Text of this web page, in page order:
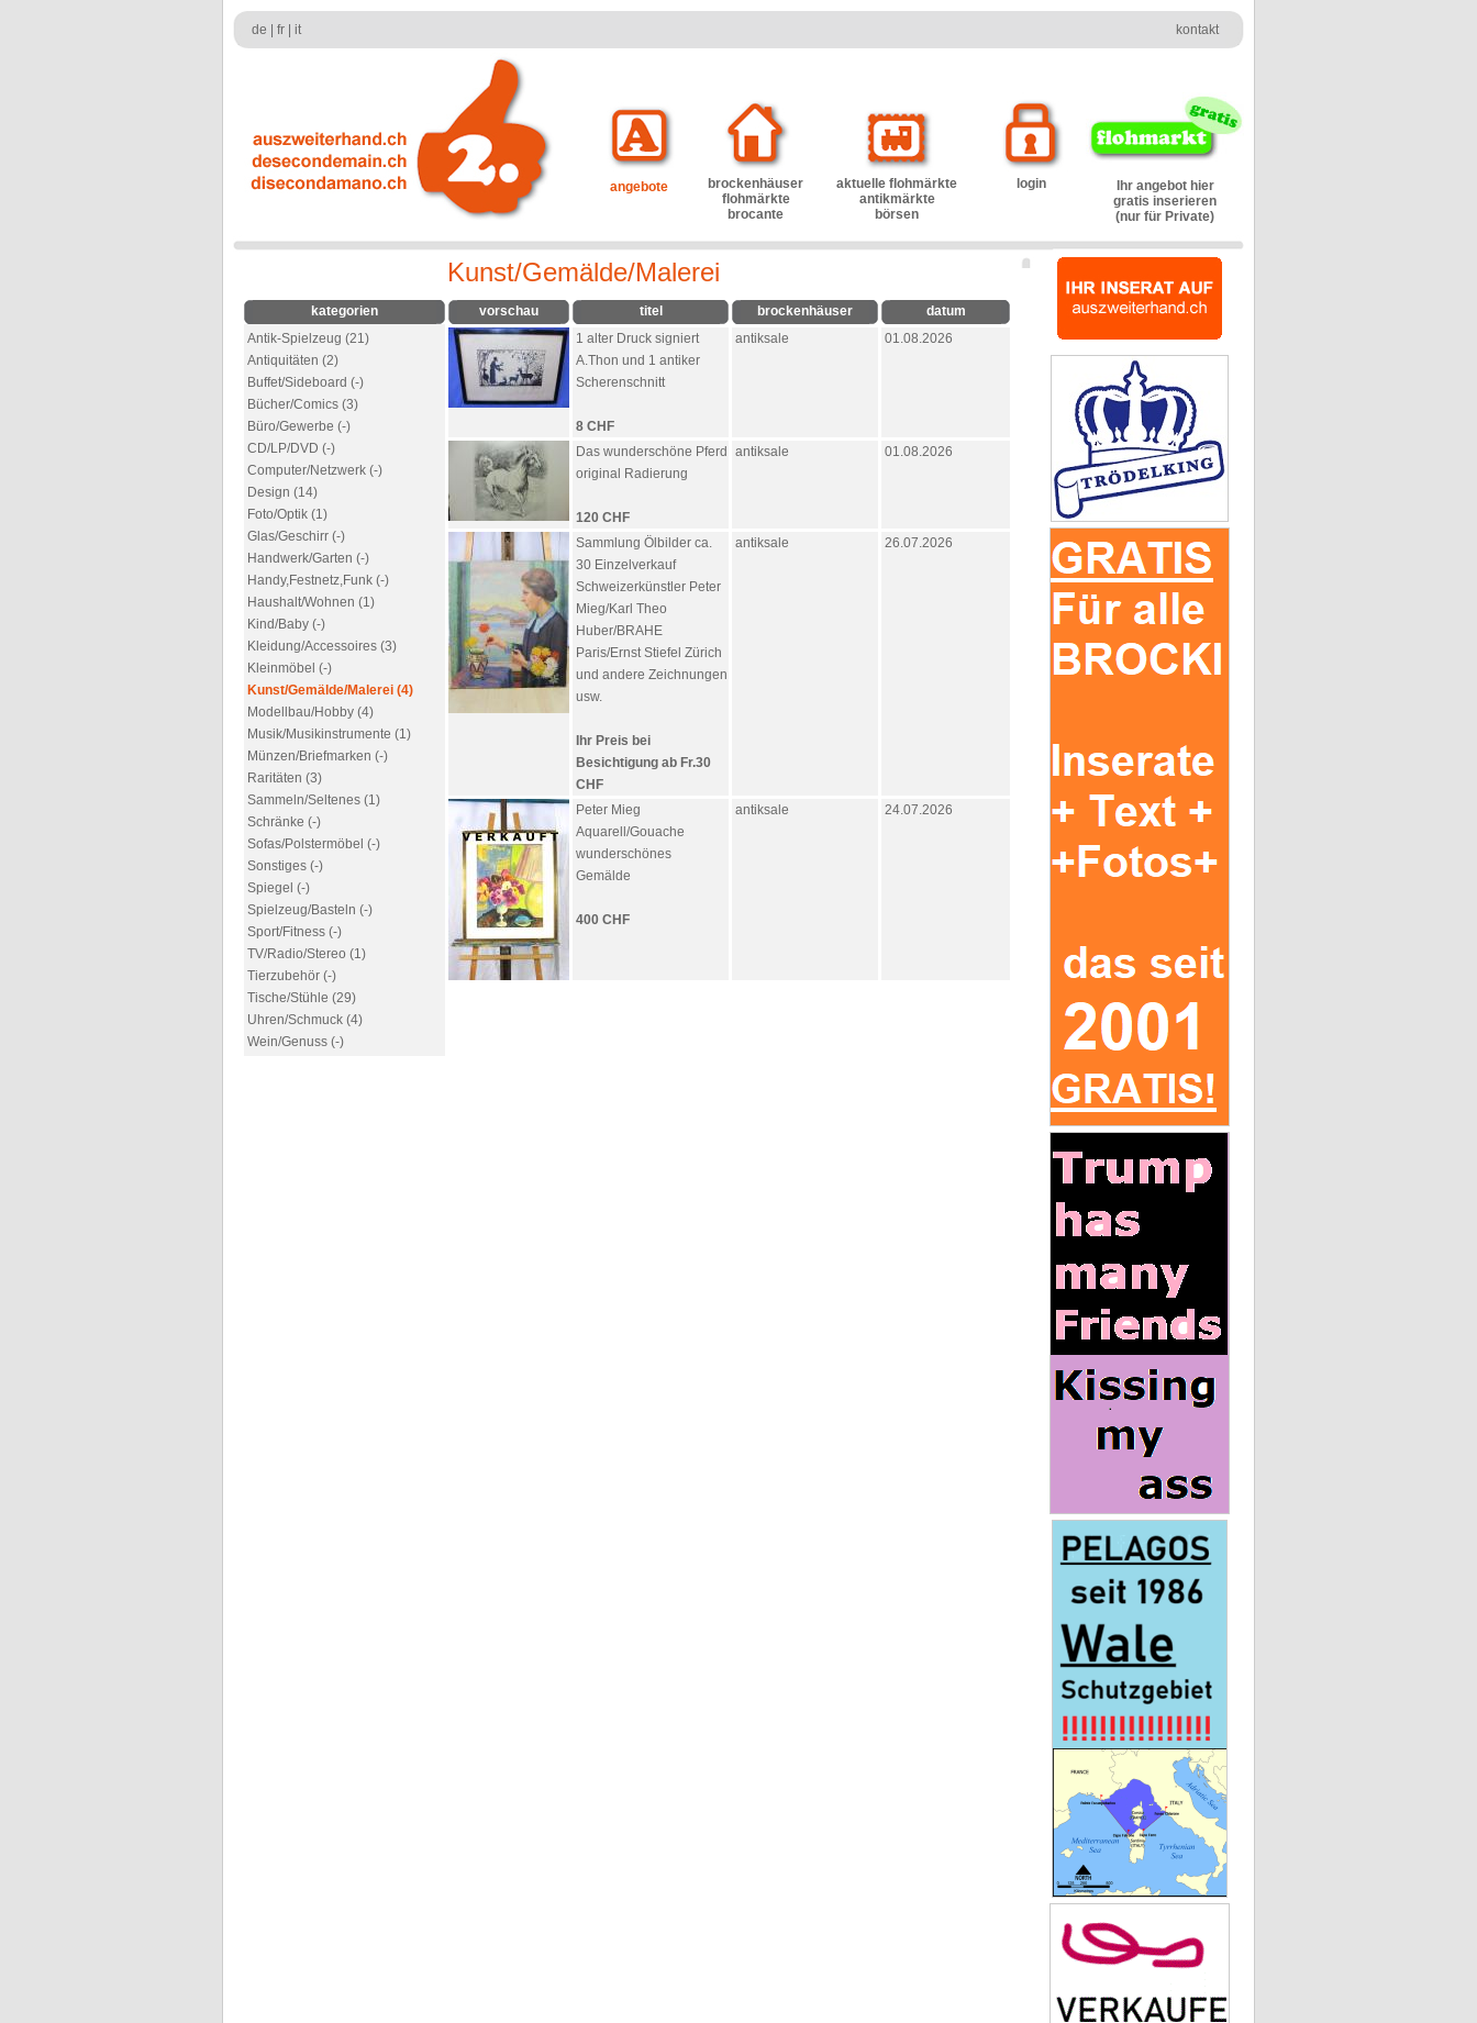
de fr it kontakt
angebote
brockenhäuser
flohmärkte
brocante
aktuelle flohmärkte
antikmärkte
börsen
login
Ihr angebot hier
gratis inserieren
(nur für Private)
Kunst/Gemälde/Malerei
kategorien
Antik-Spielzeug (21)
Antiquitäten (2)
Buffet/Sideboard (-)
Bücher/Comics (3)
Büro/Gewerbe (-)
CD/LP/DVD (-)
Computer/Netzwerk (-)
Design (14)
Foto/Optik (1)
Glas/Geschirr (-)
Handwerk/Garten (-)
Handy,Festnetz,Funk (-)
Haushalt/Wohnen (1)
Kind/Baby (-)
Kleidung/Accessoires (3)
Kleinmöbel (-)
Kunst/Gemälde/Malerei (4)
Modellbau/Hobby (4)
Musik/Musikinstrumente (1)
Münzen/Briefmarken (-)
Raritäten (3)
Sammeln/Seltenes (1)
Schränke (-)
Sofas/Polstermöbel (-)
Sonstiges (-)
Spiegel (-)
Spielzeug/Basteln (-)
Sport/Fitness (-)
TV/Radio/Stereo (1)
Tierzubehör (-)
Tische/Stühle (29)
Uhren/Schmuck (4)
Wein/Genuss (-)
vorschau titel brockenhäuser
datum
1 alter Druck signiert
A.Thon und 1 antiker
Scherenschnitt
8 CHF
antiksale 01.08.2026
Das wunderschöne Pferd
original Radierung
120 CHF
antiksale 01.08.2026
Sammlung Ölbilder ca.
30 Einzelverkauf
Schweizerkünstler Peter
Mieg/Karl Theo
Huber/BRAHE
Paris/Ernst Stiefel Zürich
und andere Zeichnungen
usw.
Ihr Preis bei
Besichtigung ab Fr.30
CHF
antiksale 26.07.2026
Peter Mieg
Aquarell/Gouache
wunderschönes
Gemälde
400 CHF
antiksale 24.07.2026